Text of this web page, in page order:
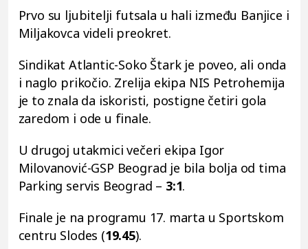
Prvo su ljubitelji futsala u hali između Banjice i
Miljakovca videli preokret.
Sindikat Atlantic-Soko Štark je poveo, ali onda
i naglo prikočio. Zrelija ekipa NIS Petrohemija
je to znala da iskoristi, postigne četiri gola
zaredom i ode u finale.
U drugoj utakmici večeri ekipa Igor
Milovanović-GSP Beograd je bila bolja od tima
Parking servis Beograd – 3:1.
Finale je na programu 17. marta u Sportskom
centru Slodes (19.45).